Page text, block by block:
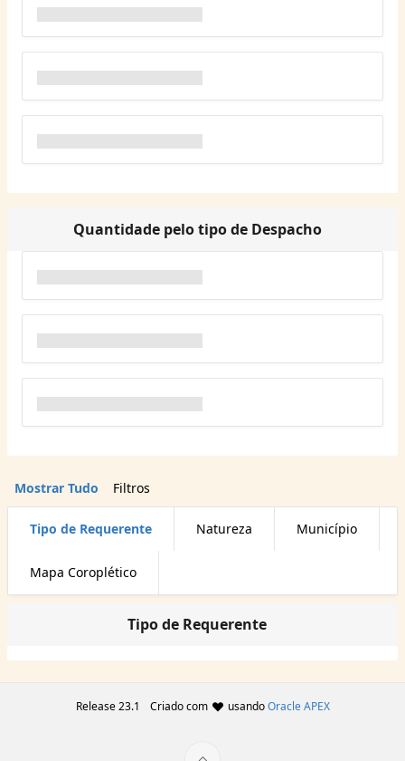
Quantidade pelo tipo de Despacho
Mostrar Tudo Filtros
Tipo de Requerente Natureza Município
Mapa Coroplético
Tipo de Requerente
Release 23.1 Criado com usandoOracle APEX